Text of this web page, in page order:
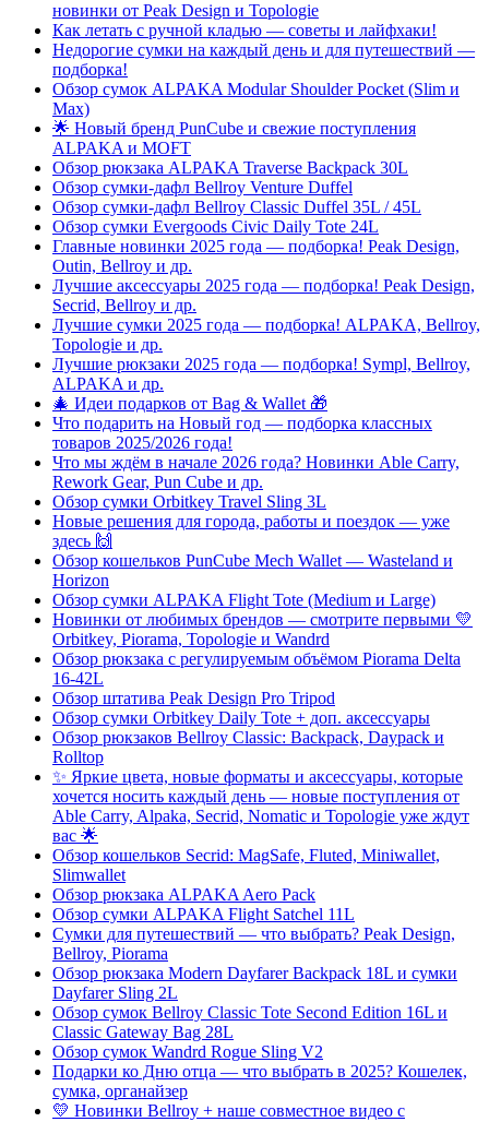
новинки от Peak Design и Topologie
Как летать с ручной кладью — советы и лайфхаки!
Недорогие сумки на каждый день и для путешествий —
подборка!
Обзор сумок ALPAKA Modular Shoulder Pocket (Slim и
Max)
🌟 Новый бренд PunCube и свежие поступления
ALPAKA и MOFT
Обзор рюкзака ALPAKA Traverse Backpack 30L
Обзор сумки-дафл Bellroy Venture Duffel
Обзор сумки-дафл Bellroy Classic Duffel 35L / 45L
Обзор сумки Evergoods Civic Daily Tote 24L
Главные новинки 2025 года — подборка! Peak Design,
Outin, Bellroy и др.
Лучшие аксессуары 2025 года — подборка! Peak Design,
Secrid, Bellroy и др.
Лучшие сумки 2025 года — подборка! ALPAKA, Bellroy,
Topologie и др.
Лучшие рюкзаки 2025 года — подборка! Sympl, Bellroy,
ALPAKA и др.
🎄 Идеи подарков от Bag & Wallet 🎁
Что подарить на Новый год — подборка классных
товаров 2025/2026 года!
Что мы ждём в начале 2026 года? Новинки Able Carry,
Rework Gear, Pun Cube и др.
Обзор сумки Orbitkey Travel Sling 3L
Новые решения для города, работы и поездок — уже
здесь 🙌
Обзор кошельков PunCube Mech Wallet — Wasteland и
Horizon
Обзор сумки ALPAKA Flight Tote (Medium и Large)
Новинки от любимых брендов — смотрите первыми 💛
Orbitkey, Piorama, Topologie и Wandrd
Обзор рюкзака с регулируемым объёмом Piorama Delta
16-42L
Обзор штатива Peak Design Pro Tripod
Обзор сумки Orbitkey Daily Tote + доп. аксессуары
Обзор рюкзаков Bellroy Classic: Backpack, Daypack и
Rolltop
✨ Яркие цвета, новые форматы и аксессуары, которые
хочется носить каждый день — новые поступления от
Able Carry, Alpaka, Secrid, Nomatic и Topologie уже ждут
вас 🌟
Обзор кошельков Secrid: MagSafe, Fluted, Miniwallet,
Slimwallet
Обзор рюкзака ALPAKA Aero Pack
Обзор сумки ALPAKA Flight Satchel 11L
Сумки для путешествий — что выбрать? Peak Design,
Bellroy, Piorama
Обзор рюкзака Modern Dayfarer Backpack 18L и сумки
Dayfarer Sling 2L
Обзор сумок Bellroy Classic Tote Second Edition 16L и
Classic Gateway Bag 28L
Обзор сумок Wandrd Rogue Sling V2
Подарки ко Дню отца — что выбрать в 2025? Кошелек,
сумка, органайзер
💛 Новинки Bellroy + наше совместное видео с